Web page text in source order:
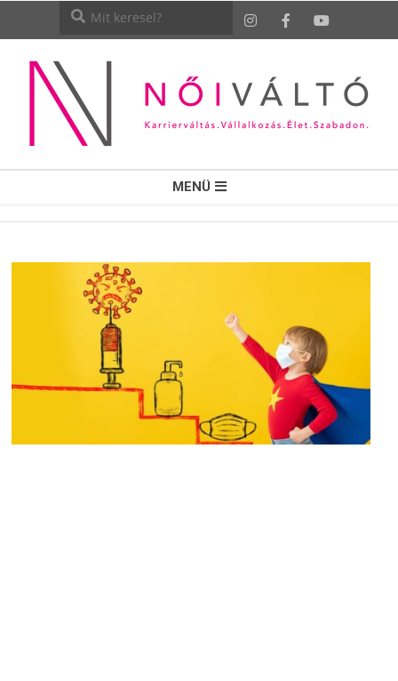
NŐI
VÁLTÓ
MENÜ